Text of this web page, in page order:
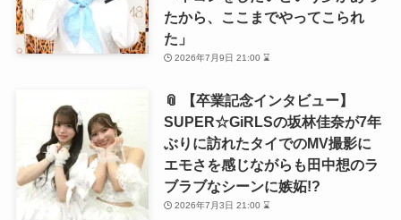
たから、ここまでやってこられ
た」
2026年7月9日 21:00 ⌛
📎 【卒業記念インタビュー】
SUPER☆GiRLSの坂林佳奈が7年
ぶりに訪れたタイでのMV撮影に
エモさを感じながらも田中想のラ
ブラブなシーンに嫉妬!?
2026年7月3日 21:00 ⌛